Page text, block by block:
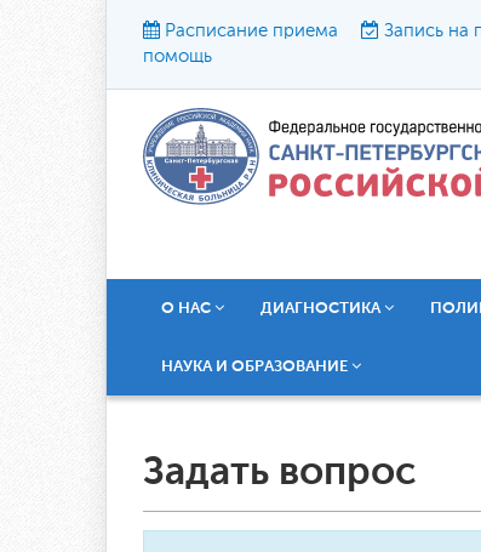
Расписание приема Запись на
помощь
О НАС ДИАГНОСТИКА
НАУКА И ОБРАЗОВАНИЕ
Задать вопрос